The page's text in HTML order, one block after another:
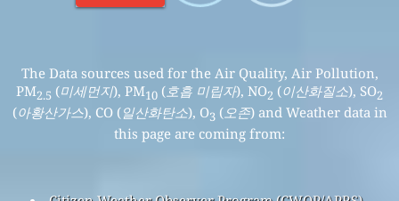
The Data sources used for the Air Quality, Air Pollution,
PM2.5 (미세먼지), PM10 (호흡 미립자), NO2 (이산화질소), SO2
(아황산가스), CO (일산화탄소), O3 (오존) and Weather data in
this page are coming from: